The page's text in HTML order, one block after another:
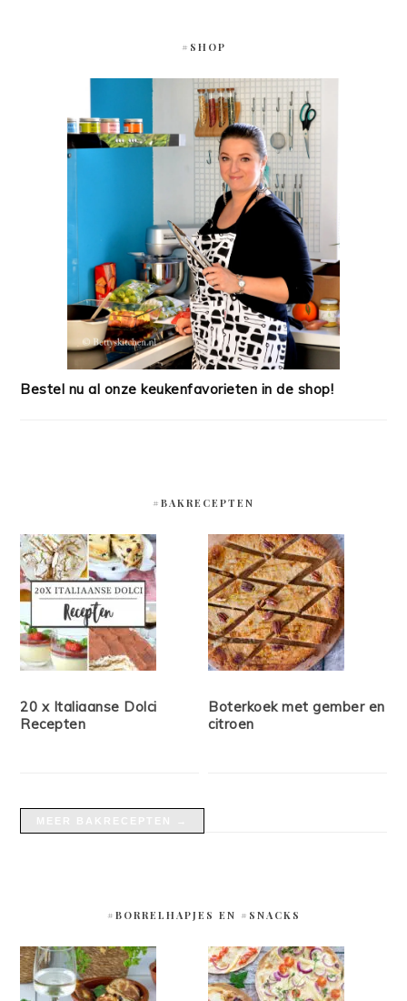
#SHOP
Bestel nu al onze keukenfavorieten in de shop!
#BAKRECEPTEN
20 x Italiaanse Dolci
Recepten
Boterkoek met gember en
citroen
#BORRELHAPJES EN #SNACKS